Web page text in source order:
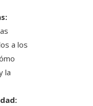
a los
la